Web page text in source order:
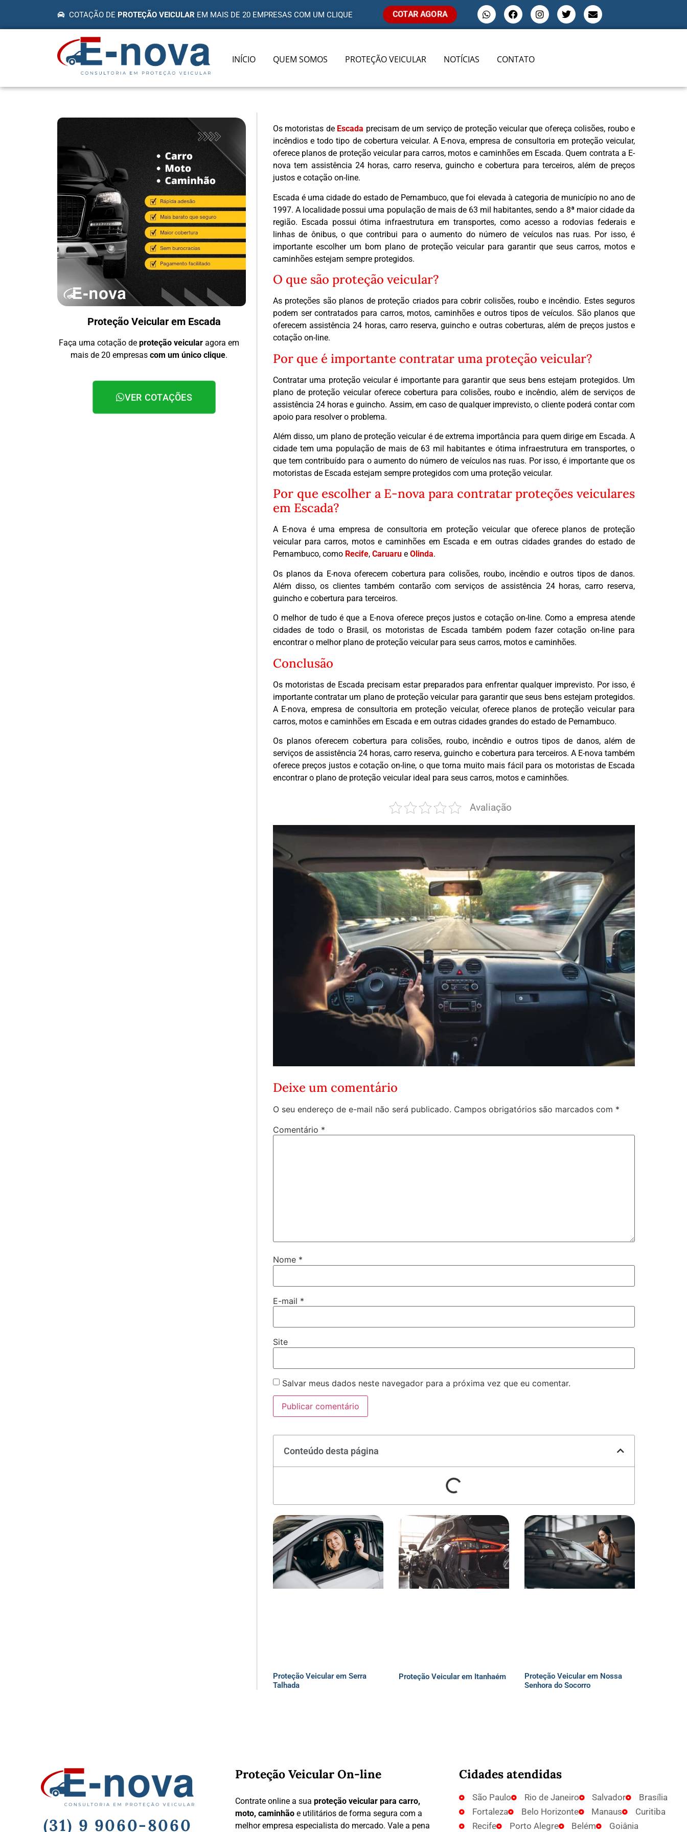
COTAÇÃO DE PROTEÇÃO VEICULAR EM MAIS DE 20 EMPRESAS COM UM CLIQUE COTAR AGORA
INÍCIO QUEM SOMOS PROTEÇÃO VEICULAR NOTÍCIAS CONTATO
Proteção Veicular em Escada
Faça uma cotação de proteção veicularagora em
mais de 20 empresascom um único clique.
VER COTAÇÕES
Os motoristas de Escada precisam de um serviço de proteção veicular que ofereça colisões, roubo e
incêndios e todo tipo de cobertura veicular. A E-nova, empresa de consultoria em proteção veicular,
oferece planos de proteção veicular para carros, motos e caminhões em Escada. Quem contrata a E-
nova tem assistência 24 horas, carro reserva, guincho e cobertura para terceiros, além de preços
justos e cotação on-line.
Escada é uma cidade do estado de Pernambuco, que foi elevada à categoria de município no ano de
1997. A localidade possui uma população de mais de 63 mil habitantes, sendo a 8ª maior cidade da
região. Escada possui ótima infraestrutura em transportes, como acesso a rodovias federais e
linhas de ônibus, o que contribui para o aumento do número de veículos nas ruas. Por isso, é
importante escolher um bom plano de proteção veicular para garantir que seus carros, motos e
caminhões estejam sempre protegidos.
O que são proteção veicular?
As proteções são planos de proteção criados para cobrir colisões, roubo e incêndio. Estes seguros
podem ser contratados para carros, motos, caminhões e outros tipos de veículos. São planos que
oferecem assistência 24 horas, carro reserva, guincho e outras coberturas, além de preços justos e
cotação on-line.
Por que é importante contratar uma proteção veicular?
Contratar uma proteção veicular é importante para garantir que seus bens estejam protegidos. Um
plano de proteção veicular oferece cobertura para colisões, roubo e incêndio, além de serviços de
assistência 24 horas e guincho. Assim, em caso de qualquer imprevisto, o cliente poderá contar com
apoio para resolver o problema.
Além disso, um plano de proteção veicular é de extrema importância para quem dirige em Escada. A
cidade tem uma população de mais de 63 mil habitantes e ótima infraestrutura em transportes, o
que tem contribuído para o aumento do número de veículos nas ruas. Por isso, é importante que os
motoristas de Escada estejam sempre protegidos com uma proteção veicular.
Por que escolher a E-nova para contratar proteções veiculares
em Escada?
A E-nova é uma empresa de consultoria em proteção veicular que oferece planos de proteção
veicular para carros, motos e caminhões em Escada e em outras cidades grandes do estado de
Pernambuco, como Recife, Caruarue Olinda.
Os planos da E-nova oferecem cobertura para colisões, roubo, incêndio e outros tipos de danos.
Além disso, os clientes também contarão com serviços de assistência 24 horas, carro reserva,
guincho e cobertura para terceiros.
O melhor de tudo é que a E-nova oferece preços justos e cotação on-line. Como a empresa atende
cidades de todo o Brasil, os motoristas de Escada também podem fazer cotação on-line para
encontrar o melhor plano de proteção veicular para seus carros, motos e caminhões.
Conclusão
Os motoristas de Escada precisam estar preparados para enfrentar qualquer imprevisto. Por isso, é
importante contratar um plano de proteção veicular para garantir que seus bens estejam protegidos.
A E-nova, empresa de consultoria em proteção veicular, oferece planos de proteção veicular para
carros, motos e caminhões em Escada e em outras cidades grandes do estado de Pernambuco.
Os planos oferecem cobertura para colisões, roubo, incêndio e outros tipos de danos, além de
serviços de assistência 24 horas, carro reserva, guincho e cobertura para terceiros. A E-nova também
oferece preços justos e cotação on-line, o que torna muito mais fácil para os motoristas de Escada
encontrar o plano de proteção veicular ideal para seus carros, motos e caminhões.
Avaliação
Deixe um comentário
O seu endereço de e-mail não será publicado. Campos obrigatórios são marcados com *
Comentário *
Nome *
E-mail *
Site
Salvar meus dados neste navegador para a próxima vez que eu comentar.
Conteúdo desta página
Proteção Veicular em Serra
Talhada
Proteção Veicular em Itanhaém
Proteção Veicular em Nossa
Senhora do Socorro
(31) 9 9060-8060
Proteção Veicular On-line
Contrate online a sua proteção veicular para carro,
moto, caminhãoe utilitários de forma segura com a
melhor empresa especialista do mercado. Vale a pena
Cidades atendidas
São Paulo Rio de Janeiro Salvador
Brasília
Fortaleza
Belo Horizonte Manaus
Curitiba
Recife
Porto Alegre Belém Goiânia